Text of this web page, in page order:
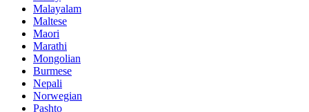
Malayalam
Maltese
Maori
Marathi
Mongolian
Burmese
Nepali
Norwegian
Pashto